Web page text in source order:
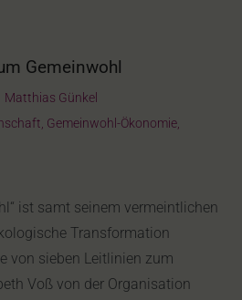
Gemeinwohl
Matthias Günkel
, Gemeinwohl-Ökonomie,
ist samt seinem vermeintlichen
Transformation
von sieben Leitlinien zum
Voß von der Organisation